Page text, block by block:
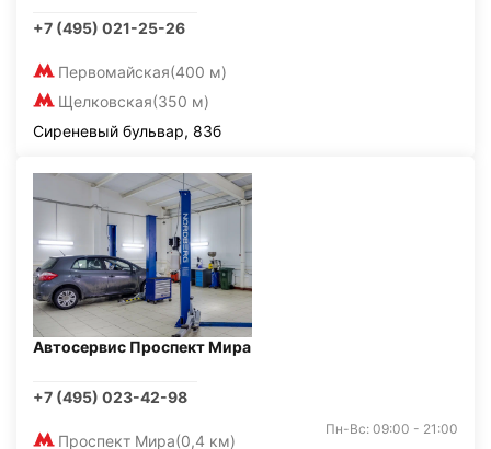
+7 (495) 021-25-26
Первомайская(400 м)
Щелковская(350 м)
Сиреневый бульвар, 83б
Автосервис Проспект Мира
+7 (495) 023-42-98
Проспект Мира(0,4 км)
Пн-Вс: 09:00 - 21:00